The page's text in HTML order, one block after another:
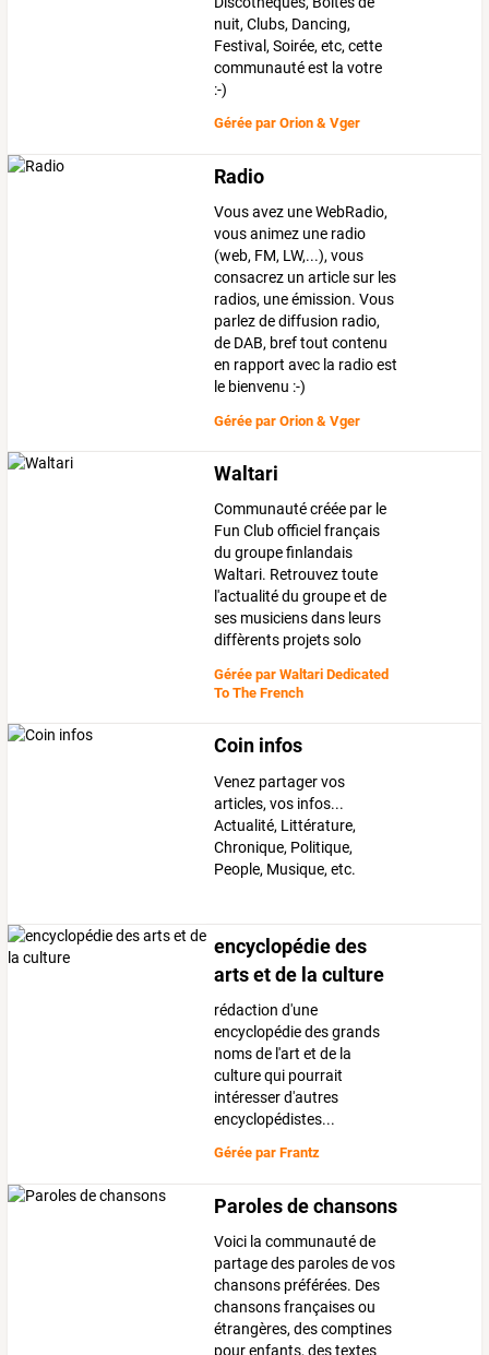
nuit, Clubs, Dancing,
Festival, Soirée, etc, cette
communauté est la votre
:-)
Gérée parOrion & Vger
Radio
Vous avez une WebRadio,
vous animez une radio
(web, FM, LW,...), vous
consacrez un article sur les
radios, une émission. Vous
parlez de diffusion radio,
de DAB, bref tout contenu
en rapport avec la radio est
le bienvenu :-)
Gérée parOrion & Vger
Waltari
Communauté créée par le
Fun Club officiel français
du groupe finlandais
Waltari. Retrouvez toute
l'actualité du groupe et de
ses musiciens dans leurs
diffèrents projets solo
Gérée parWaltari Dedicated
To The French
Coin infos
Venez partager vos
articles, vos infos...
Actualité, Littérature,
Chronique, Politique,
People, Musique, etc.
encyclopédie des
arts et de la culture
rédaction d'une
encyclopédie des grands
noms de l'art et de la
culture qui pourrait
intéresser d'autres
encyclopédistes...
Gérée parFrantz
Paroles de chansons
Voici la communauté de
partage des paroles de vos
chansons préférées. Des
chansons françaises ou
étrangères, des comptines
pour enfants, des textes